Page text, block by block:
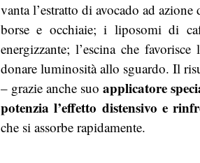
vanta l’estratto di avocado ad
borse e occhiaie; i liposomi di
energizzante; l’escina che
donare luminosità allo sguardo. Il
– grazie anche suo applicatore
potenzia l’effetto distensivo e
che si assorbe rapidamente.